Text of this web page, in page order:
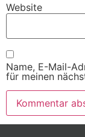
Website
Name, E-Mail-
für meinen